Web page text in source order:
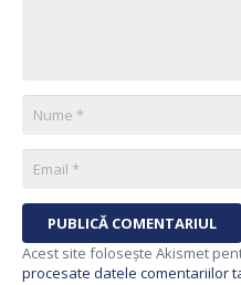
PUBLICĂ COMENTARIUL
Acest site folosește Akismet
procesate datele comentariilor